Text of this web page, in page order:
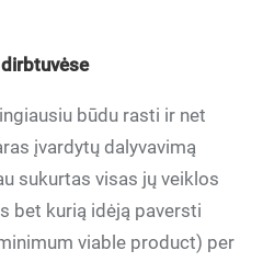
būdu rasti ir net
įvardytų dalyvavimą
sukurtas visas jų veiklos
bet kurią idėją paversti
viable product) per